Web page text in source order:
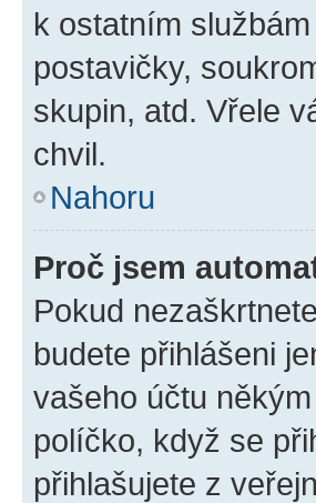
k ostatním
postavičky,
skupin, atd. Vřele
chvil.
Nahoru
Proč jsem
Pokud
budete přihlášeni
vašeho účtu
políčko, když se
přihlašujete z